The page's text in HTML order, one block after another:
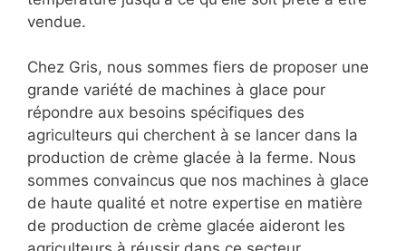
vendue.
Chez Gris, nous sommes fiers de proposer une
grande variété de machines à glace pour
répondre aux besoins spécifiques des
agriculteurs qui cherchent à se lancer dans la
production de crème glacée à la ferme. Nous
sommes convaincus que nos machines à glace
de haute qualité et notre expertise en matière
de production de crème glacée aideront les